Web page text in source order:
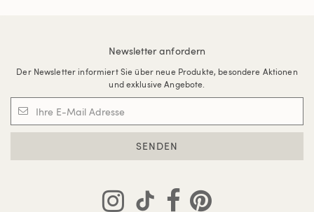
Newsletter anfordern
Der Newsletter informiert Sie über neue Produkte, besondere Aktionen
und exklusive Angebote.
SENDEN